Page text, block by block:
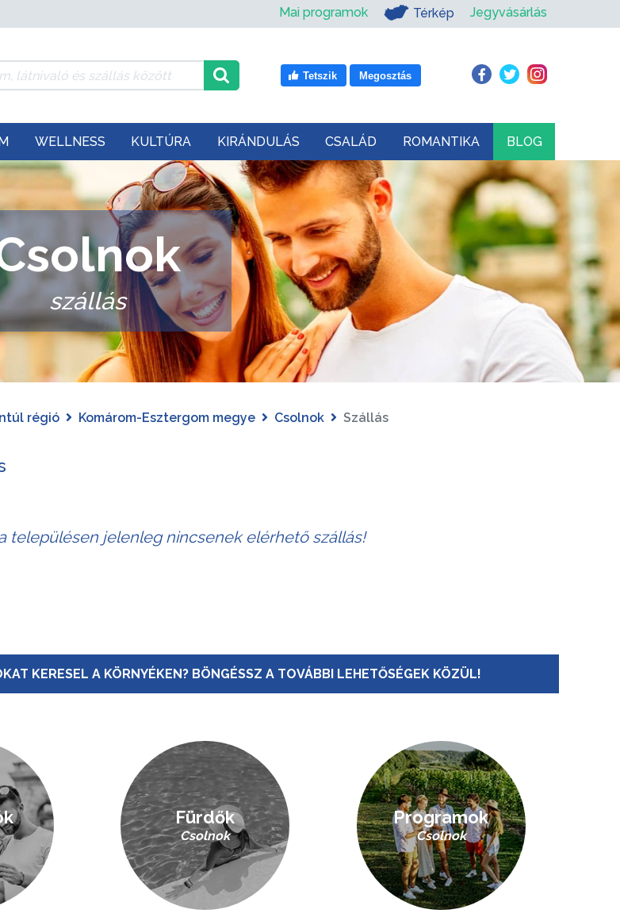
Mai programok Térkép Jegyvásárlás
Tetszik Megosztás
WELLNESS KULTÚRA KIRÁNDULÁS CSALÁD ROMANTIKA BLOG
szállás
régió Komárom-Esztergom megye Csolnok Szállás
településen jelenleg nincsenek elérhető szállás!
KERESEL A KÖRNYÉKEN? BÖNGÉSSZ A TOVÁBBI LEHETŐSÉGEK KÖZÜL!
Fürdők
Csolnok
Programok
Csolnok